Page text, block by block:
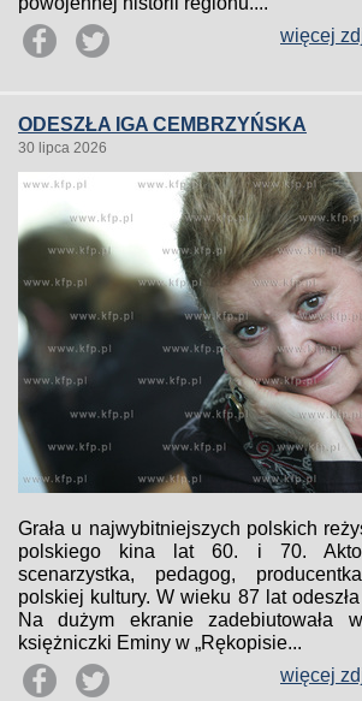
więcej
ODESZŁA IGA CEMBRZYŃSKA
30 lipca 2026
Grała u najwybitniejszych polskich
polskiego kina lat 60. i 70.
scenarzystka, pedagog,
polskiej kultury. W wieku 87 lat
Na dużym ekranie zadebiutowała
księżniczki Eminy w „Rękopisie...
więcej